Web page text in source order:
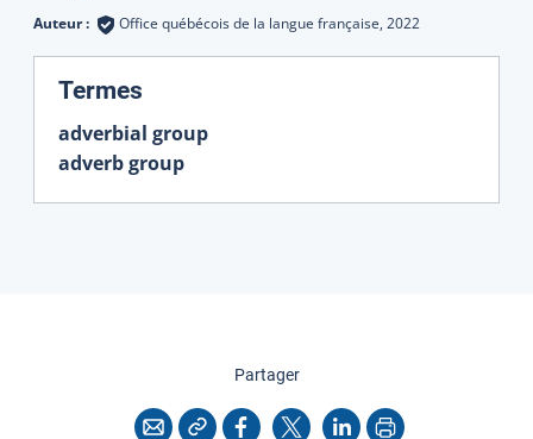
Auteur : Office québécois de la langue française, 2022
Termes
adverbial group
adverb group
Partagercette page
CourrielCopier l'adresse
Facebook
X LinkedInImprimer